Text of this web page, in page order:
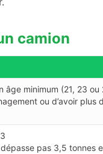
camion
âge minimum (21, 23 ou
ou d’avoir plus
pas 3,5 tonnes